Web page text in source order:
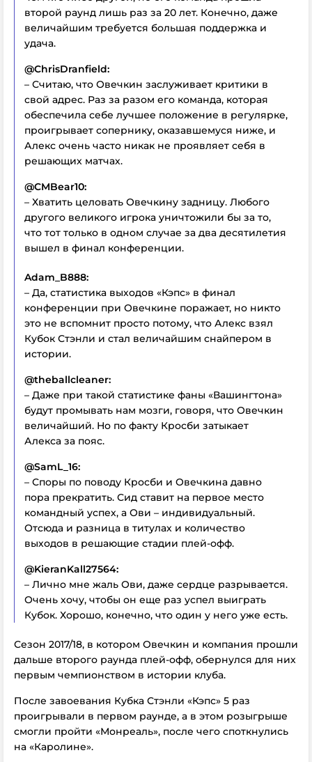
второй раунд лишь раз за 20 лет. Конечно, даже
величайшим требуется большая поддержка и
удача.
@ChrisDranfield:
– Считаю, что Овечкин заслуживает критики в
свой адрес. Раз за разом его команда, которая
обеспечила себе лучшее положение в регулярке,
проигрывает сопернику, оказавшемуся ниже, и
Алекс очень часто никак не проявляет себя в
решающих матчах.
@CMBear10:
– Хватить целовать Овечкину задницу. Любого
другого великого игрока уничтожили бы за то,
что тот только в одном случае за два десятилетия
вышел в финал конференции.
Adam_B888:
– Да, статистика выходов «Кэпс» в финал
конференции при Овечкине поражает, но никто
это не вспомнит просто потому, что Алекс взял
Кубок Стэнли и стал величайшим снайпером в
истории.
@theballcleaner:
– Даже при такой статистике фаны «Вашингтона»
будут промывать нам мозги, говоря, что Овечкин
величайший. Но по факту Кросби затыкает
Алекса за пояс.
@SamL_16:
– Споры по поводу Кросби и Овечкина давно
пора прекратить. Сид ставит на первое место
командный успех, а Ови – индивидуальный.
Отсюда и разница в титулах и количество
выходов в решающие стадии плей-офф.
@KieranKall27564:
– Лично мне жаль Ови, даже сердце разрывается.
Очень хочу, чтобы он еще раз успел выиграть
Кубок. Хорошо, конечно, что один у него уже есть.
Сезон 2017/18, в котором Овечкин и компания прошли
дальше второго раунда плей-офф, обернулся для них
первым чемпионством в истории клуба.
После завоевания Кубка Стэнли «Кэпс» 5 раз
проигрывали в первом раунде, а в этом розыгрыше
смогли пройти «Монреаль», после чего споткнулись
на «Каролине».